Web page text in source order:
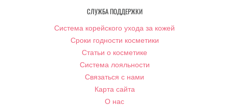
СЛУЖБА ПОДДЕРЖКИ
Система корейского ухода за кожей
Сроки годности косметики
Статьи о косметике
Система лояльности
Связаться с нами
Карта сайта
О нас